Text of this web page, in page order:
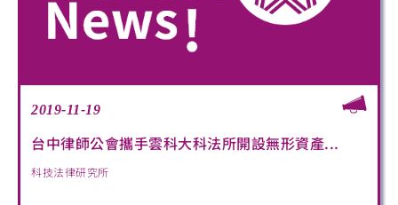
2019-11-19
台中律師公會攜手雲科大科法所開設無形資產...
科技法律研究所